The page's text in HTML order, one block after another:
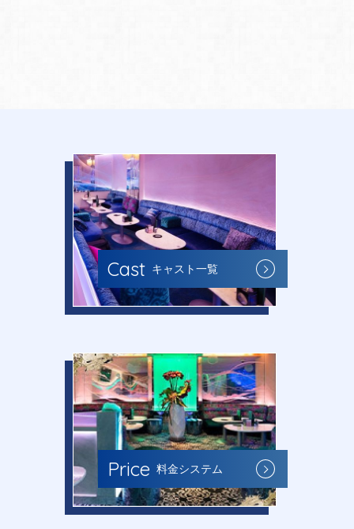
Cast キャスト一覧
Price 料金システム